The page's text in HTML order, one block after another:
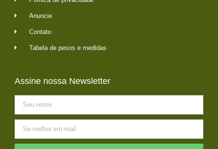
Anuncie
Contato
Tabela de pesos e medidas
Assine nossa Newsletter